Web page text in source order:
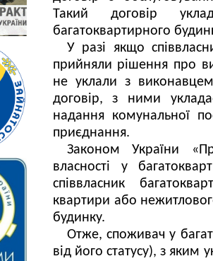
Такий договір
багатоквартирного
У разі якщо
прийняли рішення про
не уклали з
договір, з ними
надання комунальної
приєднання.
Законом України
власності у
співвласник
квартири або
будинку.
Отже, споживач у
від його статусу), з яким